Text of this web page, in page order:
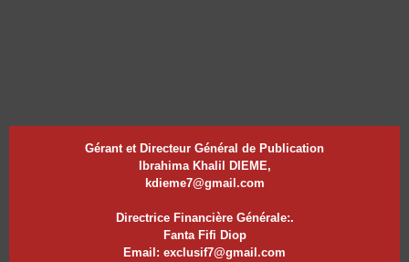
Gérant et Directeur Général de Publication
Ibrahima Khalil DIEME,
kdieme7@gmail.com
Directrice Financière Générale:.
Fanta Fifi Diop
Email: exclusif7@gmail.com